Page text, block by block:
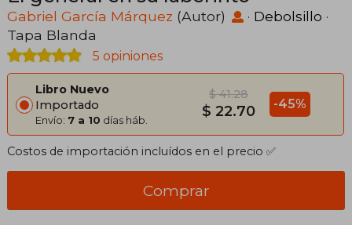
Gabriel García Márquez (Autor) · Debolsillo ·
Tapa Blanda
5 opiniones
Libro Nuevo
Importado
Envío: 7 a 10 días háb.
$ 41.28
$ 22.70 -45%
Costos de importación incluídos en el precio ✅
Comprar